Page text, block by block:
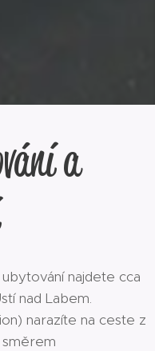
a
najdete cca
nad Labem.
narazíte na ceste z
směrem